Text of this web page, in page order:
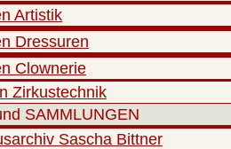
Artistik
Dressuren
Clownerie
Zirkustechnik
SAMMLUNGEN
Sascha Bittner